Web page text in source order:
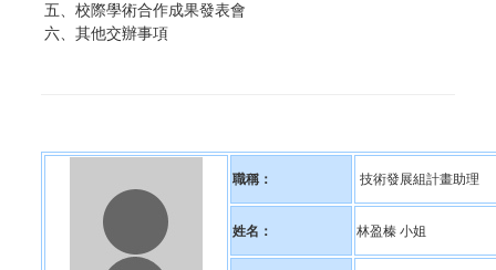
五、校際學術合作成果發表會
六、其他交辦事項
職稱： 技術發展組計畫助理
姓名： 林盈榛 小姐